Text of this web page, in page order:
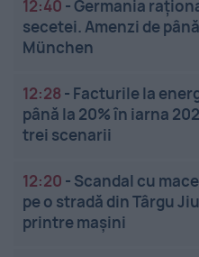
12:40 -Germania
secetei. Amenzi de
München
12:28 - Facturile la
până la 20% în iarna
trei scenarii
12:20 - Scandal cu
pe o stradă din Târgu
printre mașini